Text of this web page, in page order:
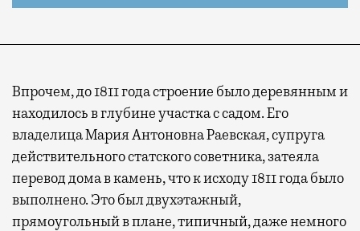
Впрочем, до 1811 года строение было деревянным и
находилось в глубине участка с садом. Его
владелица Мария Антоновна Раевская, супруга
действительного статского советника, затеяла
перевод дома в камень, что к исходу 1811 года было
выполнено. Это был двухэтажный,
прямоугольный в плане, типичный, даже немного